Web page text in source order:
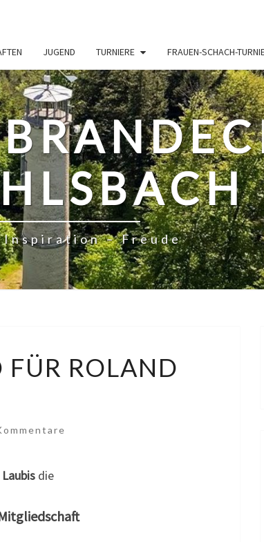
JUGEND TURNIERE FRAUEN-SCHACH-
Inspiration – Freude
ROLAND
die